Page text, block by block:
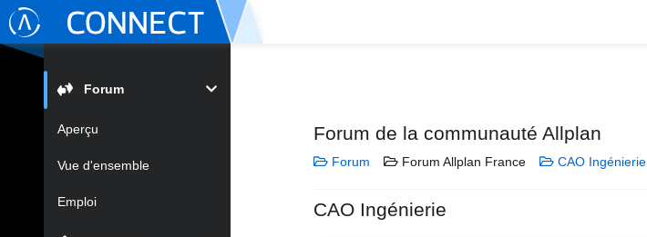
Forum
Aperçu
Vue d'ensemble
Emploi
Forum de la communauté Allplan
Forum Forum Allplan France CAO Ingénierie
CAO Ingénierie